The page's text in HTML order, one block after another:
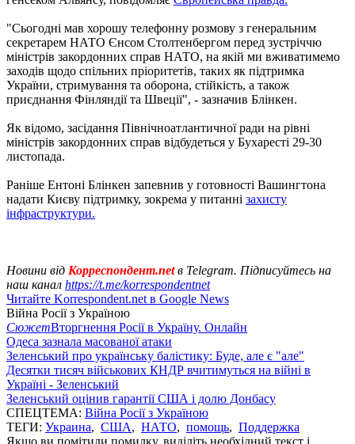
"Сьогодні мав хорошу телефонну розмову з генеральним
секретарем НАТО Єнсом Столтенбергом перед зустріччю
міністрів закордонних справ НАТО, на якій ми вживатимемо
заходів щодо спільних пріоритетів, таких як підтримка
України, стримування та оборона, стійкість, а також
приєднання Фінляндії та Швеції", - зазначив Блінкен.
Як відомо, засідання Північноатлантичної ради на рівні
міністрів закордонних справ відбудеться у Бухаресті 29-30
листопада.
Раніше Ентоні Блінкен запевнив у готовності Вашингтона
надати Києву підтримку, зокрема у питанні захисту
інфраструктури.
Новини від Корреспондент.netв Telegram. Підписуйтесь на
наш канал https://t.me/korrespondentnet
Читайте Korrespondent.net в Google News
Війна Росії з Україною
СюжетВторгнення Росії в Україну. Онлайн
Одеса зазнала масованої атаки
Зеленський про українську балістику: Буде, але є "але"
Десятки тисяч військових КНДР вчитимуться на війні в
Україні - Зеленський
Зеленський оцінив гарантії США і долю Донбасу
СПЕЦТЕМА: Війна Росії з Україною
ТЕГИ: Украина, США, НАТО, помощь, Поддержка
Якщо ви помітили помилку, виділіть необхідний текст і